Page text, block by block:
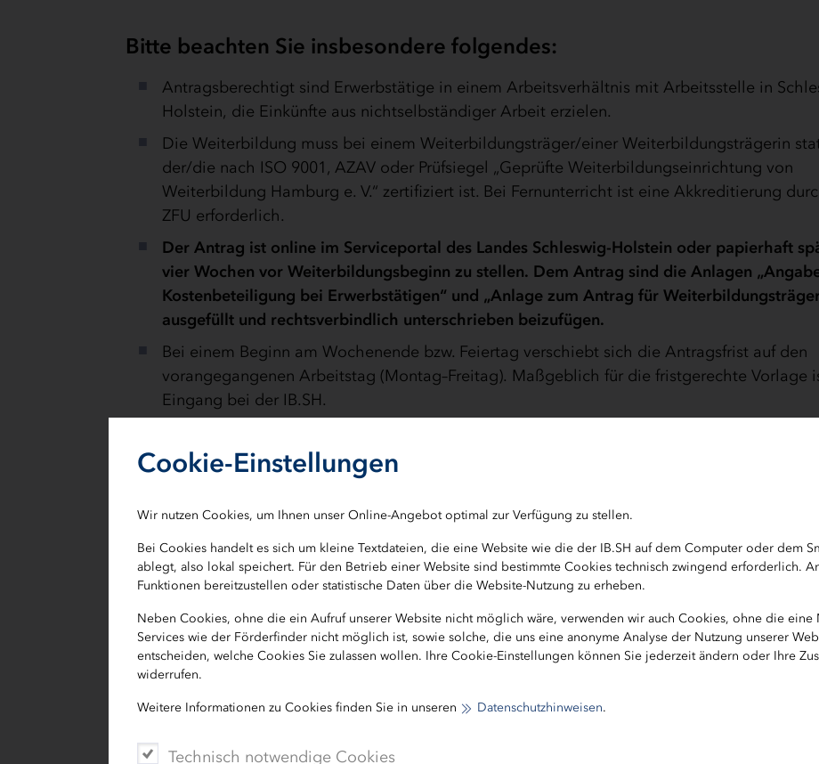
Cookie-Einstellungen
Wir nutzen Cookies, um Ihnen unser Online-Angebot optimal zur Verfügung zu stellen.
Bei Cookies handelt es sich um kleine Textdateien, die eine Website wie die der IB.SH auf dem Computer oder dem
ablegt, also lokal speichert. Für den Betrieb einer Website sind bestimmte Cookies technisch zwingend erforderlich.
Funktionen bereitzustellen oder statistische Daten über die Website-Nutzung zu erheben.
Neben Cookies, ohne die ein Aufruf unserer Website nicht möglich wäre, verwenden wir auch Cookies, ohne die eine
Services wie der Förderfinder nicht möglich ist, sowie solche, die uns eine anonyme Analyse der Nutzung unserer
entscheiden, welche Cookies Sie zulassen wollen. Ihre Cookie-Einstellungen können Sie jederzeit ändern oder Ihre
widerrufen.
Weitere Informationen zu Cookies finden Sie in unseren Datenschutzhinweisen.
Technisch notwendige Cookies
Bitte beachten Sie insbesondere folgendes:
Antragsberechtigt sind Erwerbstätige in einem Arbeitsverhältnis mit Arbeitsstelle in
Holstein, die Einkünfte aus nichtselbständiger Arbeit erzielen.
Die Weiterbildung muss bei einem Weiterbildungsträger/einer Weiterbildungsträgerin
der/die nach ISO 9001, AZAV oder Prüfsiegel „Geprüfte Weiterbildungsein­richtung von
Weiterbildung Hamburg e. V.“ zertifiziert ist. Bei Fernunterricht ist eine Akkreditierung
ZFU erforderlich.
Der Antrag ist online im Serviceportal des Landes Schleswig-Holstein oder papierhaft
vier Wochen vor Weiterbildungsbeginn zu stellen. Dem Antrag sind die Anlagen
Kostenbeteiligung bei Erwerbstätigen“ und „Anlage zum Antrag für
ausgefüllt und rechtsverbindlich unterschrieben beizufügen.
Bei einem Beginn am Wochenende bzw. Feiertag verschiebt sich die Antragsfrist auf den
vorangegangenen Arbeitstag (Montag–Freitag). Maßgeblich für die fristgerechte Vorlage
Eingang bei der IB.SH.
beantragte Weiterbildung muss spätestens am 31.12.2028 beendet sein.
Hinweise zum Verwendungsnachweis
Auch Ihren Verwendungsnachweis können Sie nach Beendigung der geförderten Weiterbildung
Papierform einreichen.
Arbeitnehmende, die ihren Antrag auf den Weiterbildungsbonus Schleswig-Holstein ab dem
Übermittlung profitieren und ihren Verwendungsnachweis über den Onlinedienst
„Verwendungsnachweis für Anträge ab 01.03.2024“ einreichen. Alternativ besteht für Sie als